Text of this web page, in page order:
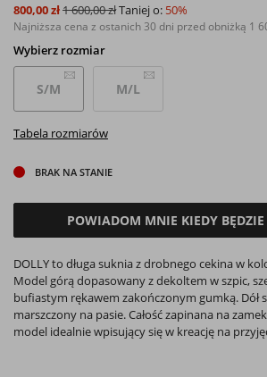
800,00 zł1 600,00 złTaniej o: 50%
Najniższa cena z ostanich 30 dni przed obniżką 1
Wybierz rozmiar
S/M M/L
Tabela rozmiarów
BRAK NA STANIE
POWIADOM MNIE KIEDY BĘDZIE
DOLLY to długa suknia z drobnego cekina w
Model górą dopasowany z dekoltem w szpic,
bufiastym rękawem zakończonym gumką. Dół
marszczony na pasie. Całość zapinana na
model idealnie wpisujący się w kreację na